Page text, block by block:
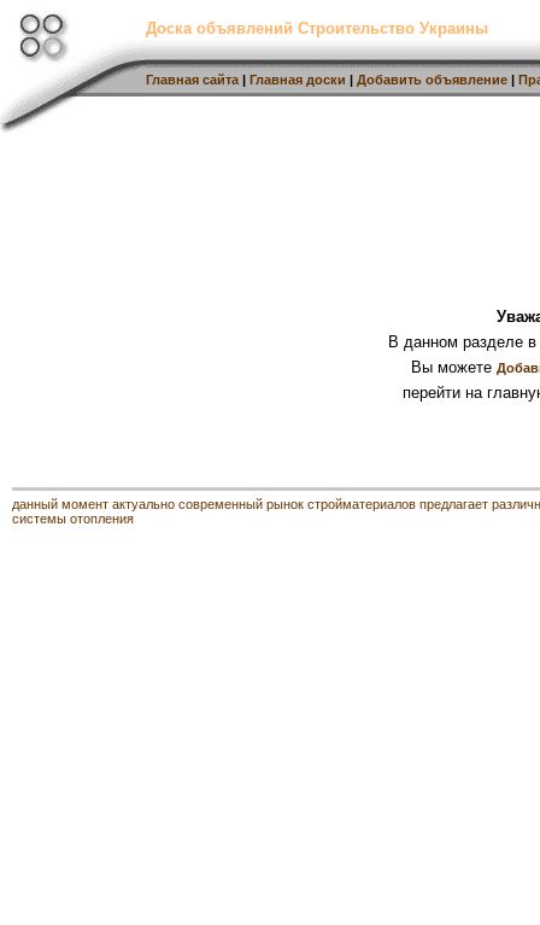
Доска объявлений Строительство Украины
Главная сайта | Главная доски | Добавить объявление |
В данном разделе
Вы можете
перейти на
данный момент актуально современный рынок стройматериалов предлагает
системы отопления